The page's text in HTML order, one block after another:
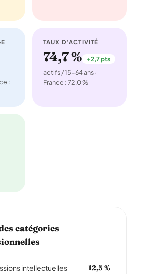
:
TAUX D'ACTIVITÉ
74,7 % +2,7 pts
actifs / 15-64 ans ·
France : 72,0 %
catégories
intellectuelles 12,5 %